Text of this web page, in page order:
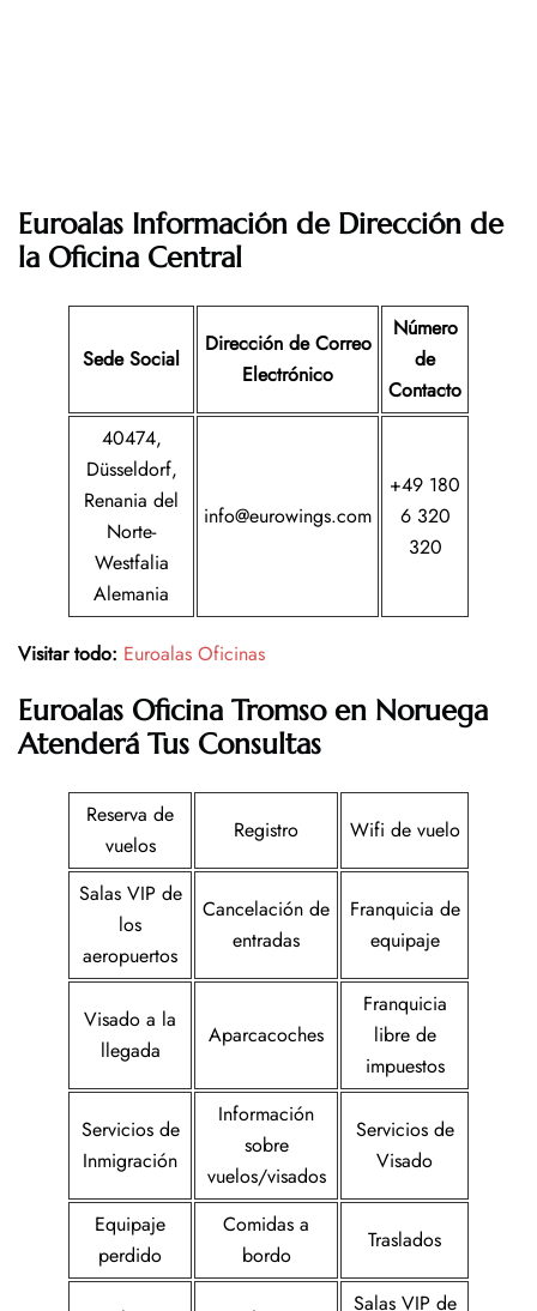
Euroalas Información de Dirección de
la Oficina Central
Sede Social
Dirección de Correo
Electrónico
Número
de
Contacto
40474,
Düsseldorf,
Renania del
Norte-
Westfalia
Alemania
info@eurowings.com
+49 180
6 320
320
Visitar todo: Euroalas Oficinas
Euroalas Oficina Tromso en Noruega
Atenderá Tus Consultas
Reserva de
vuelos
Registro Wifi de vuelo
Salas VIP de
los
aeropuertos
Cancelación de
entradas
Franquicia de
equipaje
Visado a la
llegada
Aparcacoches
Franquicia
libre de
impuestos
Servicios de
Inmigración
Información
sobre
vuelos/visados
Servicios de
Visado
Equipaje
perdido
Comidas a
bordo
Traslados
Salas VIP de